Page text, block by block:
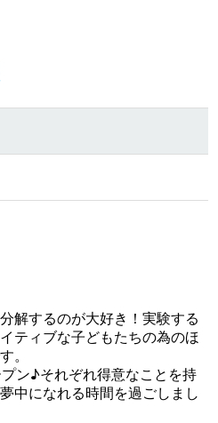
解するのが大好き！実験する
ティブな子どもたちの為のほ
。
ン♪それぞれ得意なことを持
中になれる時間を過ごしまし